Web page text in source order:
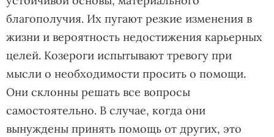
благополучия. Их пугают резкие изменения в
жизни и вероятность недостижения карьерных
целей. Козероги испытывают тревогу при
мысли о необходимости просить о помощи.
Они склонны решать все вопросы
самостоятельно. В случае, когда они
вынуждены принять помощь от других, это